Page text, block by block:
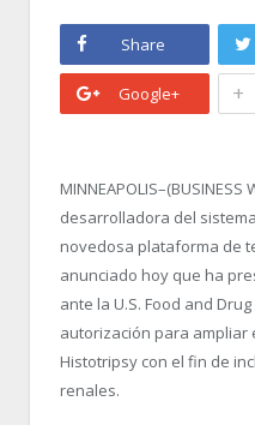
Share
Google+ +
desarrolladora del
novedosa plataforma de
anunciado hoy que ha
ante la U.S. Food and
autorización para ampliar
Histotripsy con el fin de
renales.